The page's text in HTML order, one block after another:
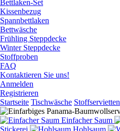
Bettlaken-Set
Kissenbezug
Spannbettlaken
Bettwäsche
Frühling Steppdecke
Winter Steppdecke
Stoffproben
FAQ
Kontaktieren Sie uns!
Anmelden
Registrieren
Startseite Tischwäsche Stoffservietten
Einfacher Saum
Stickerei
Hohlsaum